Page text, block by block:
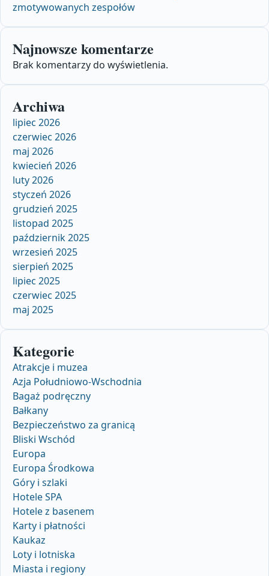
zmotywowanych zespołów
Najnowsze komentarze
Brak komentarzy do wyświetlenia.
Archiwa
lipiec 2026
czerwiec 2026
maj 2026
kwiecień 2026
luty 2026
styczeń 2026
grudzień 2025
listopad 2025
październik 2025
wrzesień 2025
sierpień 2025
lipiec 2025
czerwiec 2025
maj 2025
Kategorie
Atrakcje i muzea
Azja Południowo-Wschodnia
Bagaż podręczny
Bałkany
Bezpieczeństwo za granicą
Bliski Wschód
Europa
Europa Środkowa
Góry i szlaki
Hotele SPA
Hotele z basenem
Karty i płatności
Kaukaz
Loty i lotniska
Miasta i regiony